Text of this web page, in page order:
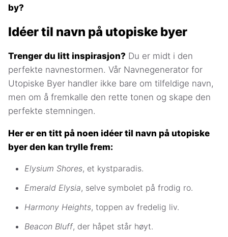
by?
Idéer til navn på utopiske byer
Trenger du litt inspirasjon? Du er midt i den
perfekte navnestormen. Vår Navnegenerator for
Utopiske Byer handler ikke bare om tilfeldige navn,
men om å fremkalle den rette tonen og skape den
perfekte stemningen.
Her er en titt på noen idéer til navn på utopiske
byer den kan trylle frem:
Elysium Shores, et kystparadis.
Emerald Elysia, selve symbolet på frodig ro.
Harmony Heights, toppen av fredelig liv.
Beacon Bluff, der håpet står høyt.